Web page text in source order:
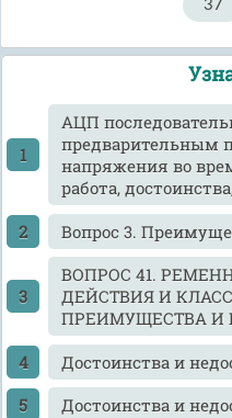
37
АЦП
предварительным
напряжения во
работа,
Вопрос 3.
ВОПРОС 41.
ДЕЙСТВИЯ И
ПРЕИМУЩЕСТВА И
Достоинства и
Достоинства и